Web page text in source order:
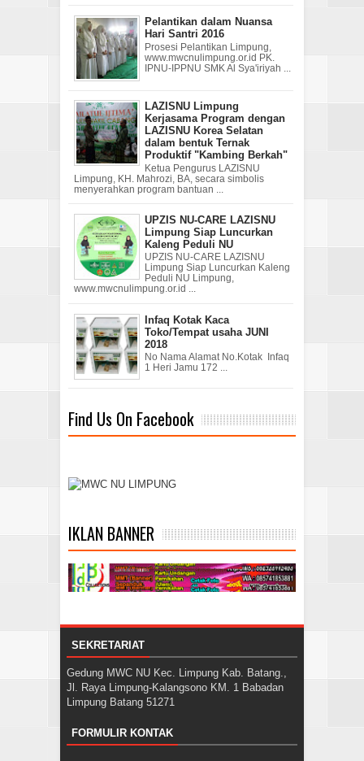
Pelantikan dalam Nuansa
Hari Santri 2016
Prosesi Pelantikan Limpung,
www.mwcnulimpung.or.id PK.
IPNU-IPPNU SMK Al Sya'iriyah ...
LAZISNU Limpung
Kerjasama Program dengan
LAZISNU Korea Selatan
dalam bentuk Ternak
Produktif "Kambing Berkah"
Ketua Pengurus LAZISNU
Limpung, KH. Mahrozi, BA, secara simbolis
menyerahkan program bantuan ...
UPZIS NU-CARE LAZISNU
Limpung Siap Luncurkan
Kaleng Peduli NU
UPZIS NU-CARE LAZISNU
Limpung Siap Luncurkan Kaleng
Peduli NU Limpung,
www.mwcnulimpung.or.id ...
Infaq Kotak Kaca
Toko/Tempat usaha JUNI
2018
No Nama Alamat No.Kotak Infaq
1 Heri Jamu 172 ...
Find Us On Facebook
IKLAN BANNER
SEKRETARIAT
Gedung MWC NU Kec. Limpung Kab. Batang.,
Jl. Raya Limpung-Kalangsono KM. 1 Babadan
Limpung Batang 51271
FORMULIR KONTAK